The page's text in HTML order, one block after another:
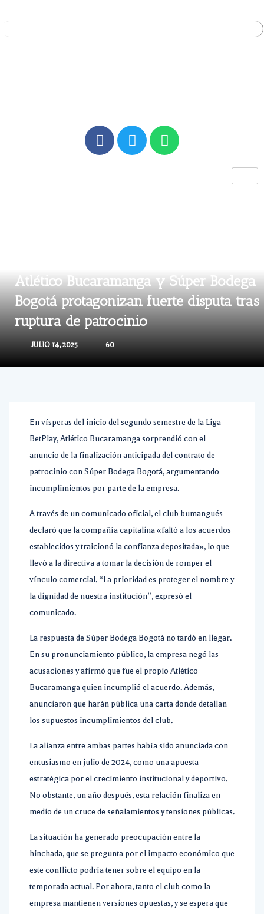
Atlético Bucaramanga y Súper Bodega
Bogotá protagonizan fuerte disputa tras
ruptura de patrocinio
JULIO 14, 2025 60
En vísperas del inicio del segundo semestre de la Liga
BetPlay, Atlético Bucaramanga sorprendió con el
anuncio de la finalización anticipada del contrato de
patrocinio con Súper Bodega Bogotá, argumentando
incumplimientos por parte de la empresa.
A través de un comunicado oficial, el club bumangués
declaró que la compañía capitalina «faltó a los acuerdos
establecidos y traicionó la confianza depositada», lo que
llevó a la directiva a tomar la decisión de romper el
vínculo comercial. “La prioridad es proteger el nombre y
la dignidad de nuestra institución”, expresó el
comunicado.
La respuesta de Súper Bodega Bogotá no tardó en llegar.
En su pronunciamiento público, la empresa negó las
acusaciones y afirmó que fue el propio Atlético
Bucaramanga quien incumplió el acuerdo. Además,
anunciaron que harán pública una carta donde detallan
los supuestos incumplimientos del club.
La alianza entre ambas partes había sido anunciada con
entusiasmo en julio de 2024, como una apuesta
estratégica por el crecimiento institucional y deportivo.
No obstante, un año después, esta relación finaliza en
medio de un cruce de señalamientos y tensiones públicas.
La situación ha generado preocupación entre la
hinchada, que se pregunta por el impacto económico que
este conflicto podría tener sobre el equipo en la
temporada actual. Por ahora, tanto el club como la
empresa mantienen versiones opuestas, y se espera que